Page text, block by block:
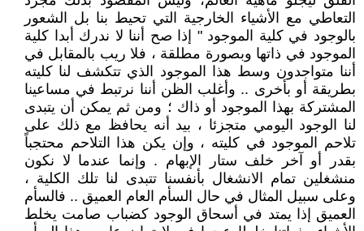
التعاطي مع الأشياء الخارجية التي تحيط بنا بل الشعور
بالوجود في كلية الموجود " إذا صح أننا لا ندرك أبدا كلية
الموجود في ذاتها وبصورة مطلقة ، فلا ريب بالمقابل في
أننا متواجدون وسط هذا الموجود الذي تتكشف لنا كليته
بطريقة أو بأخرى .. وأغلب الظن أننا نرتبط في مساعينا
المشتركة بهذا الموجود أو ذاك ؛ ومن ثم يمكن أن يتبدى
لنا الوجود اليومي متجزئا ، بيد أنه يحافظ مع ذلك على
تلاحم الموجود في كليته ، وإن يكن هذا التلاحم محتجباً
بقدر أو آخر خلف ستار الإبهام . وإنما عندما لا نكون
منشغلين تمام الانشغال بأنفسنا تتبدى لنا تلك الكلية ،
وعلى سبيل المثال في حال السأم العام العميق .. فالسأم
العميق إذا يمتد في أسحاق الوجود كضباب صامت يخلط